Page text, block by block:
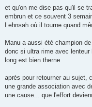
u
et qu'on me dise pas qu'il se
embrun et ce souvent 3
Lehnsah où il tourne quand
Manu a aussi été champion
donc si ultra rime avec
long est bien therne...
après pour retourner au sujet,
une grande association avec
une cause... que l'effort